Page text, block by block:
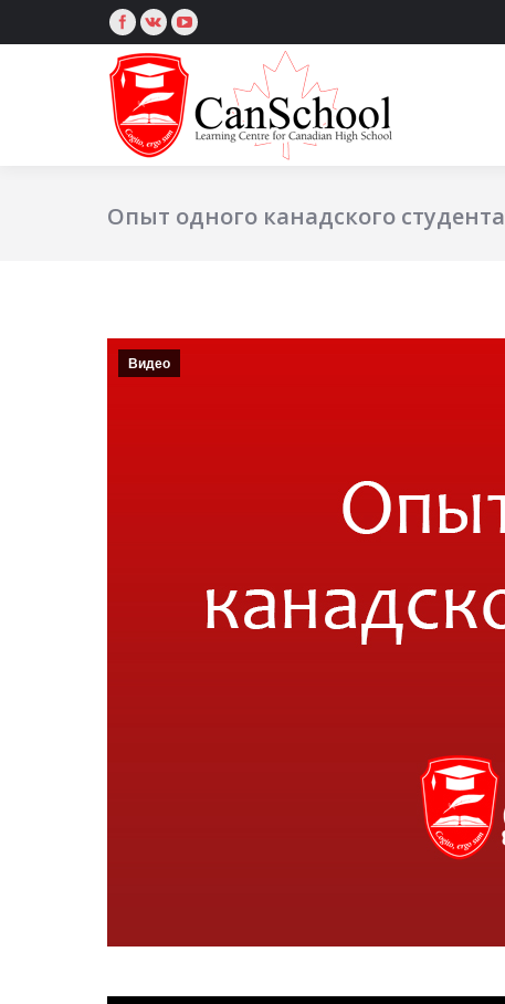
Опыт одного канадского студента
Видео